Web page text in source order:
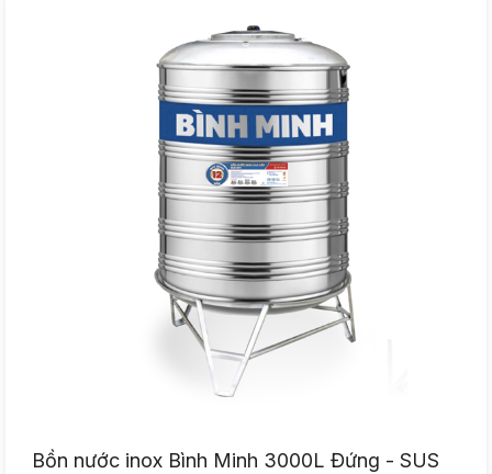
Bồn nước inox Bình Minh 3000L Đứng - SUS